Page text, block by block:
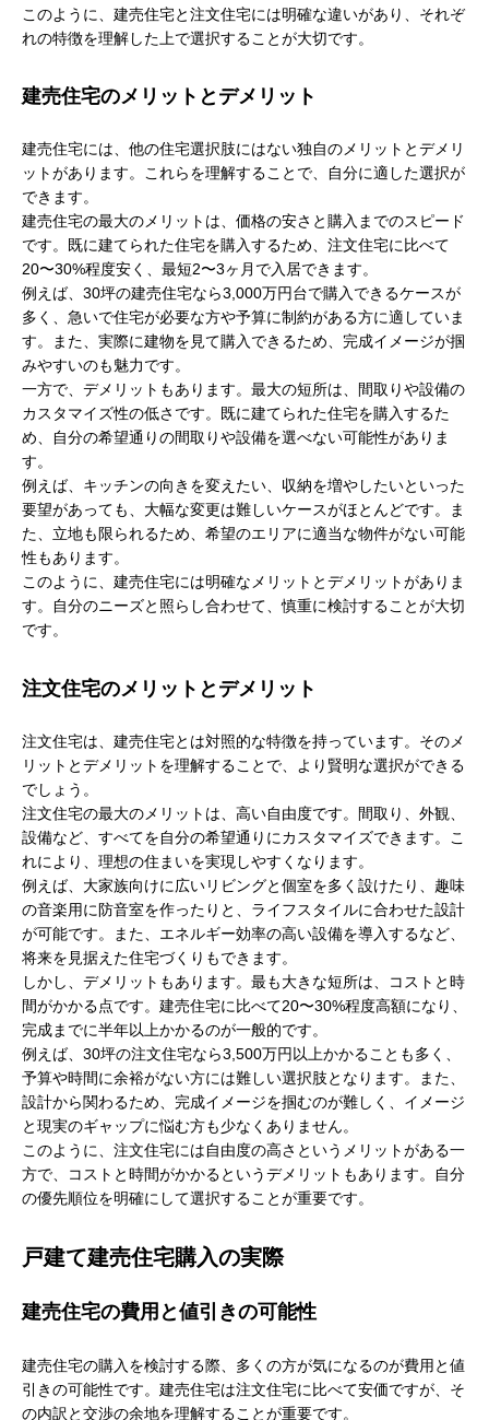
このように、建売住宅と注文住宅には明確な違いがあり、それぞ
れの特徴を理解した上で選択することが大切です。
建売住宅のメリットとデメリット
建売住宅には、他の住宅選択肢にはない独自のメリットとデメリ
ットがあります。これらを理解することで、自分に適した選択が
できます。
建売住宅の最大のメリットは、価格の安さと購入までのスピード
です。既に建てられた住宅を購入するため、注文住宅に比べて
20〜30%程度安く、最短2〜3ヶ月で入居できます。
例えば、30坪の建売住宅なら3,000万円台で購入できるケースが
多く、急いで住宅が必要な方や予算に制約がある方に適していま
す。また、実際に建物を見て購入できるため、完成イメージが掴
みやすいのも魅力です。
一方で、デメリットもあります。最大の短所は、間取りや設備の
カスタマイズ性の低さです。既に建てられた住宅を購入するた
め、自分の希望通りの間取りや設備を選べない可能性がありま
す。
例えば、キッチンの向きを変えたい、収納を増やしたいといった
要望があっても、大幅な変更は難しいケースがほとんどです。ま
た、立地も限られるため、希望のエリアに適当な物件がない可能
性もあります。
このように、建売住宅には明確なメリットとデメリットがありま
す。自分のニーズと照らし合わせて、慎重に検討することが大切
です。
注文住宅のメリットとデメリット
注文住宅は、建売住宅とは対照的な特徴を持っています。そのメ
リットとデメリットを理解することで、より賢明な選択ができる
でしょう。
注文住宅の最大のメリットは、高い自由度です。間取り、外観、
設備など、すべてを自分の希望通りにカスタマイズできます。こ
れにより、理想の住まいを実現しやすくなります。
例えば、大家族向けに広いリビングと個室を多く設けたり、趣味
の音楽用に防音室を作ったりと、ライフスタイルに合わせた設計
が可能です。また、エネルギー効率の高い設備を導入するなど、
将来を見据えた住宅づくりもできます。
しかし、デメリットもあります。最も大きな短所は、コストと時
間がかかる点です。建売住宅に比べて20〜30%程度高額になり、
完成までに半年以上かかるのが一般的です。
例えば、30坪の注文住宅なら3,500万円以上かかることも多く、
予算や時間に余裕がない方には難しい選択肢となります。また、
設計から関わるため、完成イメージを掴むのが難しく、イメージ
と現実のギャップに悩む方も少なくありません。
このように、注文住宅には自由度の高さというメリットがある一
方で、コストと時間がかかるというデメリットもあります。自分
の優先順位を明確にして選択することが重要です。
戸建て建売住宅購入の実際
建売住宅の費用と値引きの可能性
建売住宅の購入を検討する際、多くの方が気になるのが費用と値
引きの可能性です。建売住宅は注文住宅に比べて安価ですが、そ
の内訳と交渉の余地を理解することが重要です。